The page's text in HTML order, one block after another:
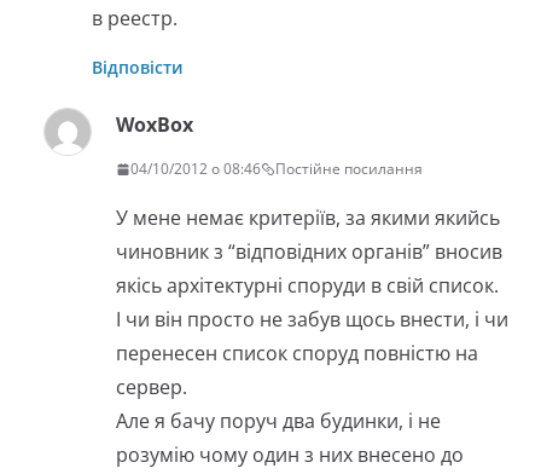
в реестр.
Відповісти
WoxBox
04/10/2012 о 08:46 Постійне посилання
У мене немає критеріїв, за якими якийсь
чиновник з “відповідних органів” вносив
якісь архітектурні споруди в свій список.
І чи він просто не забув щось внести, і чи
перенесен список споруд повністю на
сервер.
Але я бачу поруч два будинки, і не
розумію чому один з них внесено до